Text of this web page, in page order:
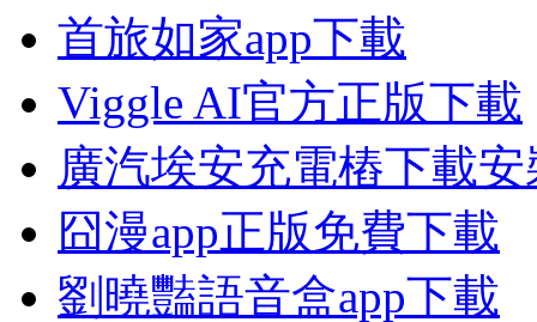
首旅如家app下載
Viggle AI官方正版下載
廣汽埃安充電樁下載安
囧漫app正版免費下載
劉曉豔語音盒app下載